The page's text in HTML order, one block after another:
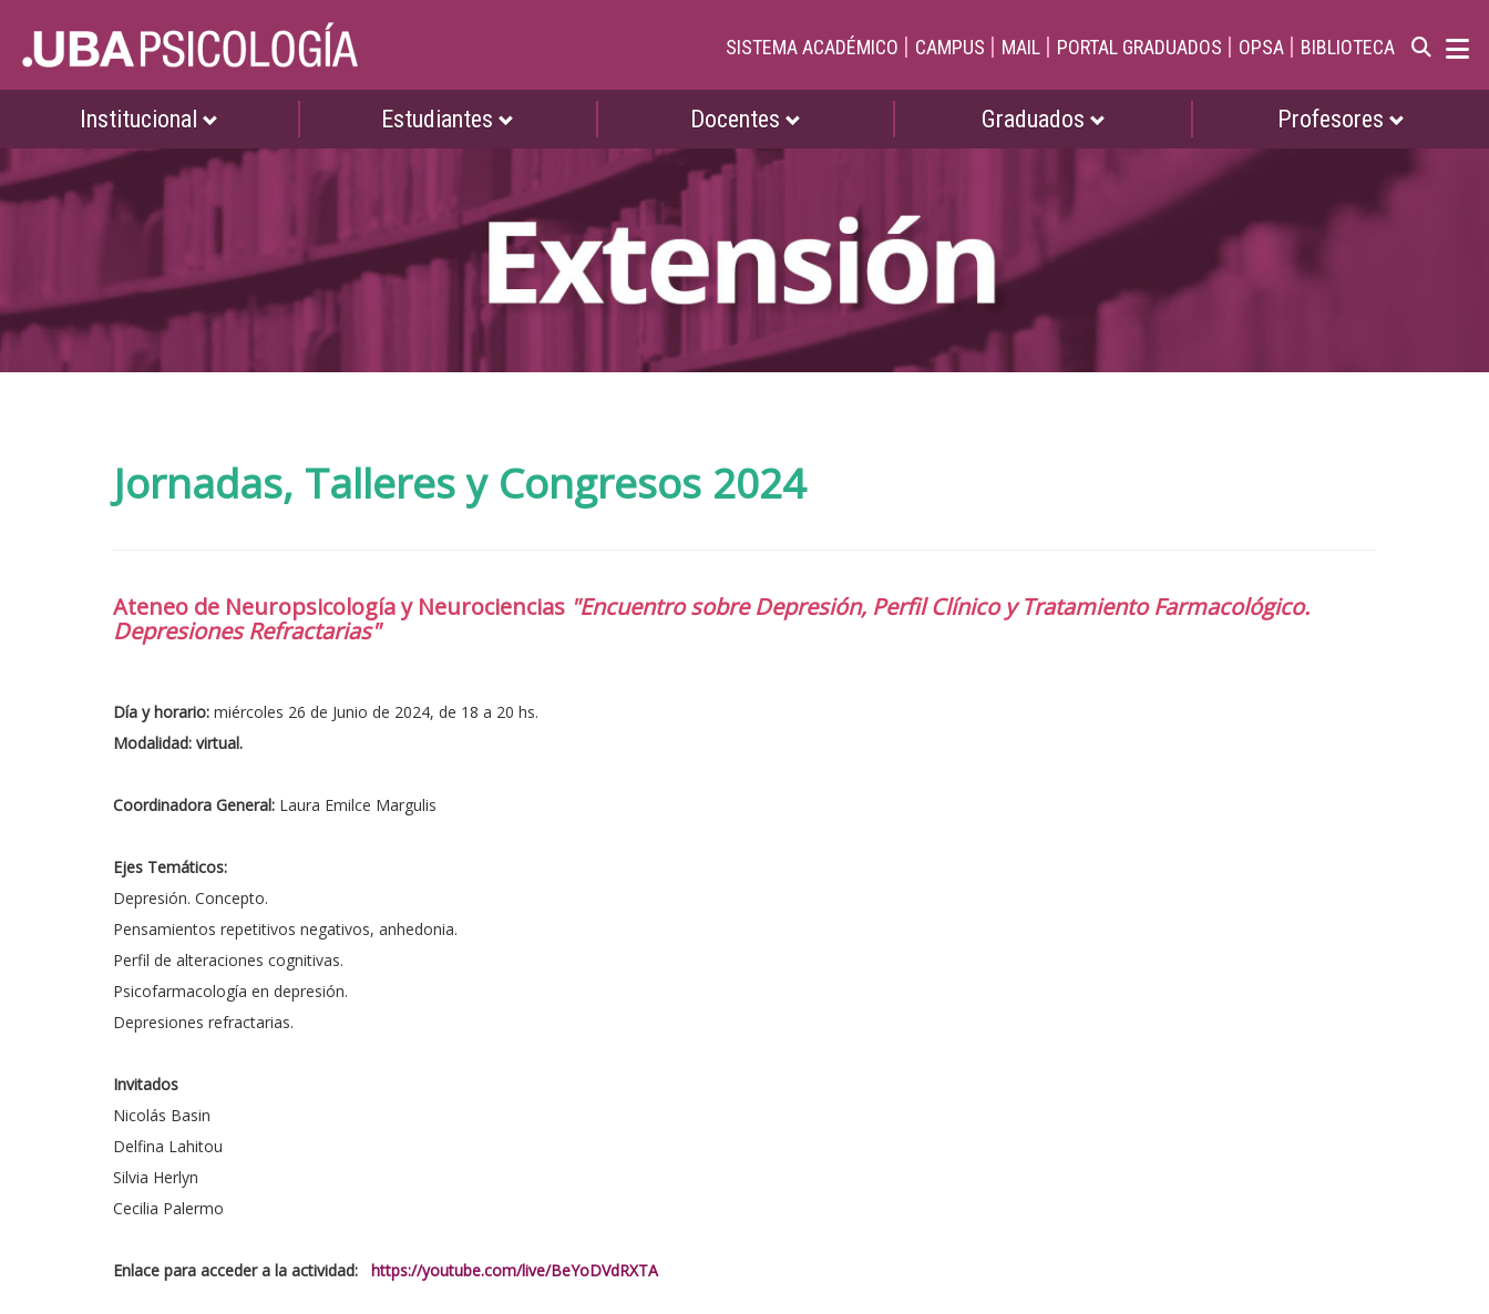
SISTEMA ACADÉMICO | CAMPUS | MAIL | PORTAL GRADUADOS | OPSA | BIBLIOTECA
Institucional Estudiantes Docentes Graduados Profesores
Jornadas, Talleres y Congresos 2024
Ateneo de Neuropsicología y Neurociencias "Encuentro sobre Depresión, Perfil Clínico y Tratamiento Farmacológico.
Depresiones Refractarias"
Día y horario: miércoles 26 de Junio de 2024, de 18 a 20 hs.
Modalidad: virtual.
Coordinadora General: Laura Emilce Margulis
Ejes Temáticos:
Depresión. Concepto.
Pensamientos repetitivos negativos, anhedonia.
Perfil de alteraciones cognitivas.
Psicofarmacología en depresión.
Depresiones refractarias.
Invitados
Nicolás Basin
Delfina Lahitou
Silvia Herlyn
Cecilia Palermo
Enlace para acceder a la actividad: https://youtube.com/live/BeYoDVdRXTA